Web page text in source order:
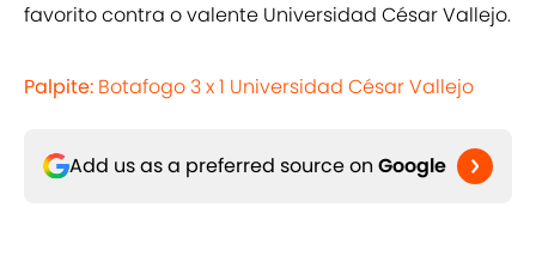
favorito contra o valente Universidad César Vallejo.
Palpite: Botafogo 3 x 1 Universidad César Vallejo
Add us as a preferred source on Google